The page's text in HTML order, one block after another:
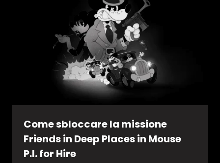
Come sbloccare la missione
Friends in Deep Places in Mouse
P.I. for Hire